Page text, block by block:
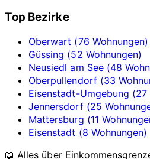
Top Bezirke
Oberwart (76 Wohnungen)
Güssing (52 Wohnungen)
Neusiedl am See (48
Oberpullendorf (33
Eisenstadt-Umgebung (27
Jennersdorf (25
Mattersburg (11
Eisenstadt (8 Wohnungen)
📖 Alles über